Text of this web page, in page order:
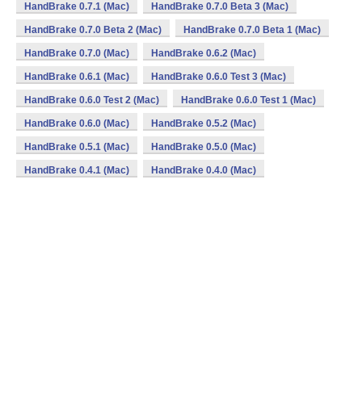
HandBrake 0.7.1 (Mac) HandBrake 0.7.0 Beta 3 (Mac)
HandBrake 0.7.0 Beta 2 (Mac) HandBrake 0.7.0 Beta 1 (Mac)
HandBrake 0.7.0 (Mac) HandBrake 0.6.2 (Mac)
HandBrake 0.6.1 (Mac) HandBrake 0.6.0 Test 3 (Mac)
HandBrake 0.6.0 Test 2 (Mac) HandBrake 0.6.0 Test 1 (Mac)
HandBrake 0.6.0 (Mac) HandBrake 0.5.2 (Mac)
HandBrake 0.5.1 (Mac) HandBrake 0.5.0 (Mac)
HandBrake 0.4.1 (Mac) HandBrake 0.4.0 (Mac)